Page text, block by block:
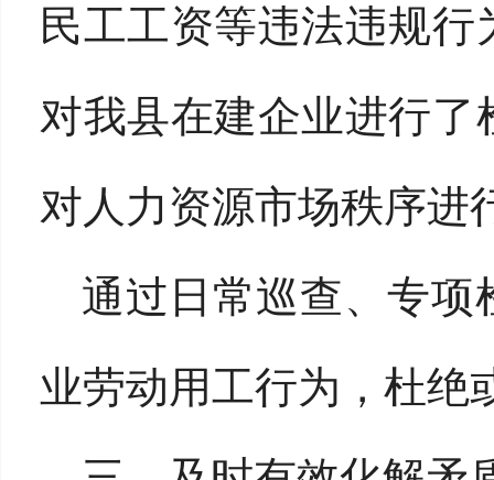
民工工资等违法违规
对我县在建企业进行
对人力资源市场秩序进
通过日常巡查、专项
业劳动用工行为，杜绝